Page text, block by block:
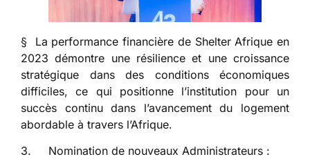
§ La performance financière de Shelter Afrique en
2023 démontre une résilience et une croissance
stratégique dans des conditions économiques
difficiles, ce qui positionne l’institution pour un
succès continu dans l’avancement du logement
abordable à travers l’Afrique.
3. Nomination de nouveaux Administrateurs :